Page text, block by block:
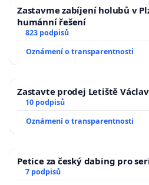
Zastavme zabíjení holubů v
humánní řešení
823 podpisů
Oznámení o transparentnosti
Zastavte prodej Letiště
10 podpisů
Oznámení o transparentnosti
Petice za český dabing pro
7 podpisů